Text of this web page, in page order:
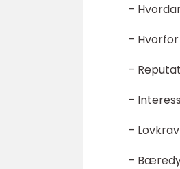
–
–
–
–
– Lovkrav
–